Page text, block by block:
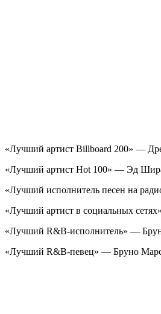
«Лучший артист Billboard 200» —
«Лучший артист Hot 100» — Эд
«Лучший исполнитель песен на
«Лучший артист в социальных
«Лучший R&B-исполнитель» —
«Лучший R&B-певец» — Бруно